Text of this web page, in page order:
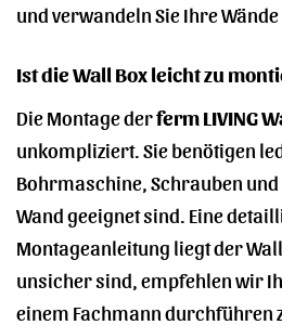
und verwandeln Sie Ihre
Ist die Wall Box leicht zu
Die Montage derferm LIVING
unkompliziert. Sie benötigen
Bohrmaschine, Schrauben
Wand geeignet sind. Eine
Montageanleitung liegt der
unsicher sind, empfehlen wir
einem Fachmann durchführen